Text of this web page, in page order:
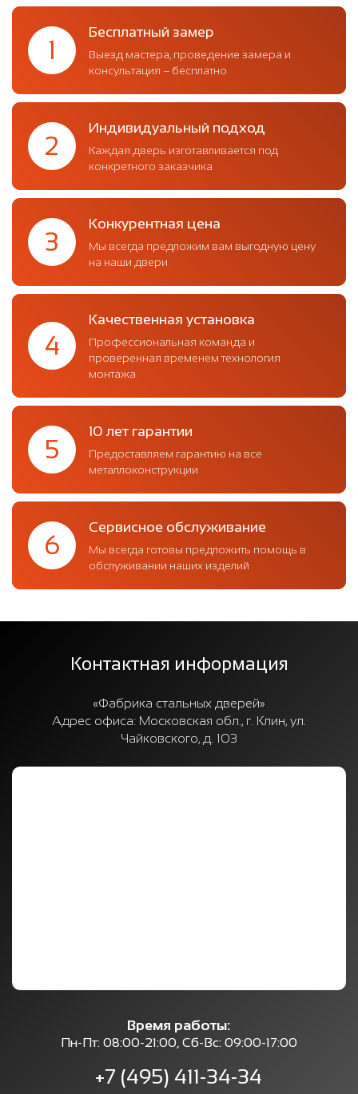
1
Бесплатный замер
Выезд мастера, проведение замера и
консультация – бесплатно
2
Индивидуальный подход
Каждая дверь изготавливается под
конкретного заказчика
3
Конкурентная цена
Мы всегда предложим вам выгодную цену
на наши двери
4
Качественная установка
Профессиональная команда и
проверенная временем технология
монтажа
5
10 лет гарантии
Предоставляем гарантию на все
металлоконструкции
6
Сервисное обслуживание
Мы всегда готовы предложить помощь в
обслуживании наших изделий
Контактная информация
«Фабрика стальных дверей»
Адрес офиса: Московская обл., г. Клин, ул.
Чайковского, д. 103
Время работы:
Пн-Пт: 08:00-21:00, Сб-Вс: 09:00-17:00
+7 (495) 411-34-34